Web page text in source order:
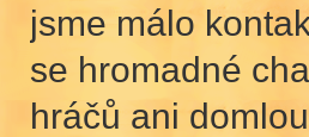
jsme málo
se hromadné
hráčů ani